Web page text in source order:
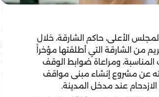
الأعلى، حاكم الشارقة، خلال
من الشارقة التي أطلقتها مؤخراً
المناسبة، ومراعاة ضوابط الوقف
عن مشروع إنشاء مبنى مواقف
عند مدخل المدينة.